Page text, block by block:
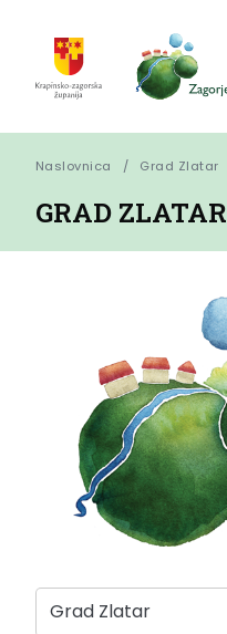
Naslovnica Grad Zlatar
GRAD ZLATAR